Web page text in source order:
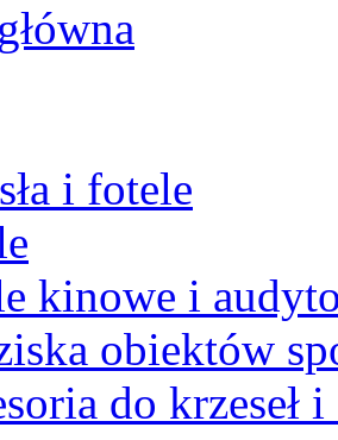
i fotele
kinowe i
obiektów
do krzeseł